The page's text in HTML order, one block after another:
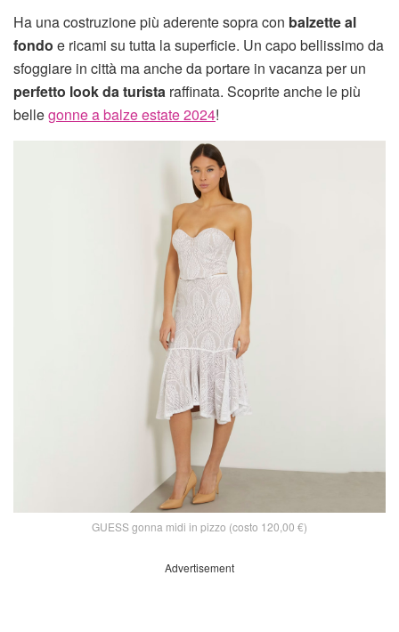
Ha una costruzione più aderente sopra con balzette al
fondo e ricami su tutta la superficie. Un capo bellissimo da
sfoggiare in città ma anche da portare in vacanza per un
perfetto look da turista raffinata. Scoprite anche le più
bellegonne a balze estate 2024!
GUESS gonna midi in pizzo (costo 120,00 €)
Advertisement